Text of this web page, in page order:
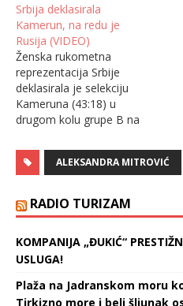
Srbija deklasirala
Kamerun, na redu je
Rusija (VIDEO)
Ženska rukometna
reprezentacija Srbije
deklasirala je selekciju
Kameruna (43:18) u
drugom kolu grupe B na
Španiji. Izabranice Uroša
Bregara ostvarile su drugu
drugi fazu takmičenja.
Osim uvodnih nekoliko
Kameruna nisu mogle ni
na sekund da pariraju
Srbija…
ALEKSANDRA MITROVIĆ
RADIO TURIZAM
KOMPANIJA „ĐUKIĆ“
USLUGA!
Plaža na Jadranskom moru
Tirkizno more i beli šljunak